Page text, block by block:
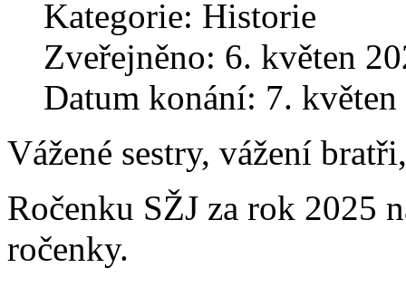
Kategorie: Historie
Zveřejněno: 6. květen
Datum konání: 7. květen
Vážené sestry, vážení bratři,
Ročenku SŽJ za rok 2025
ročenky.